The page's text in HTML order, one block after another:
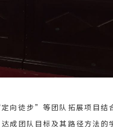
徒步”等团队拓展项目结合
成团队目标及其路径方法的